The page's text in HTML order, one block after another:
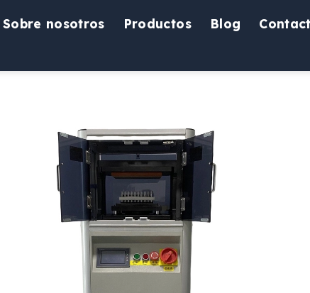
Sobre nosotros Productos Blog